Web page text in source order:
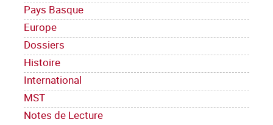
Pays Basque
Europe
Dossiers
Histoire
International
MST
Notes de Lecture